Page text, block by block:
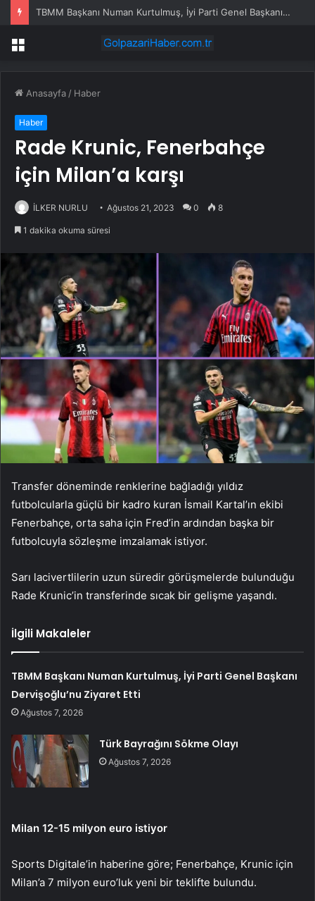
TBMM Başkanı Numan Kurtulmuş, İyi Parti Genel Başkanı Dervişoğlu’nu Ziyaret Etti
Menü
Anasayfa / Haber
Haber
Rade Krunic, Fenerbahçe
için Milan’a karşı
İLKER NURLU Ağustos 21, 2023 0 8
1 dakika okuma süresi
Transfer döneminde renklerine bağladığı yıldız
futbolcularla güçlü bir kadro kuran İsmail Kartal’ın ekibi
Fenerbahçe, orta saha için Fred’in ardından başka bir
futbolcuyla sözleşme imzalamak istiyor.
Sarı lacivertlilerin uzun süredir görüşmelerde bulunduğu
Rade Krunic’in transferinde sıcak bir gelişme yaşandı.
İlgili Makaleler
TBMM Başkanı Numan Kurtulmuş, İyi Parti Genel Başkanı
Dervişoğlu’nu Ziyaret Etti
Ağustos 7, 2026
Türk Bayrağını Sökme Olayı
Ağustos 7, 2026
Milan 12-15 milyon euro istiyor
Sports Digitale’in haberine göre; Fenerbahçe, Krunic için
Milan’a 7 milyon euro’luk yeni bir teklifte bulundu.